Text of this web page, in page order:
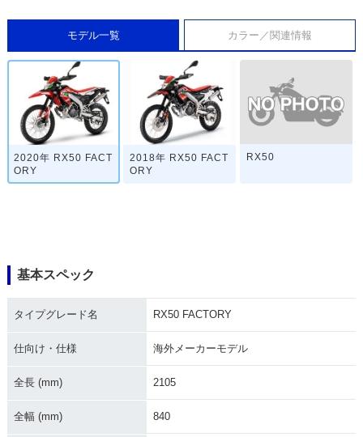
モデル一覧 カラー／関連情報
2020年 RX50 FACT
ORY
2018年 RX50 FACT
ORY
RX50
基本スペック
タイプグレード名 RX50 FACTORY
仕向け・仕様 海外メーカーモデル
全長 (mm) 2105
全幅 (mm) 840